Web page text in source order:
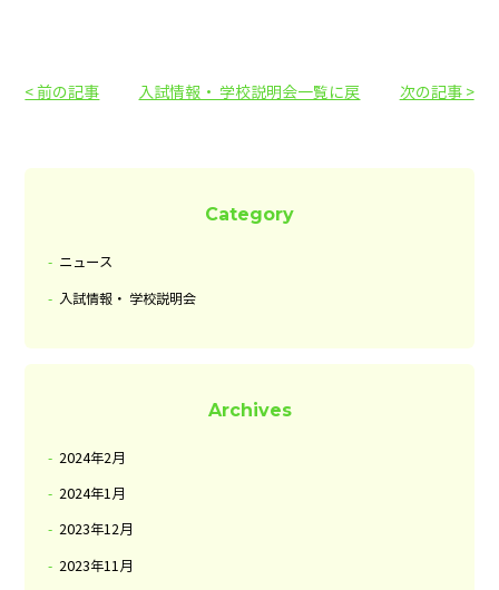
< 前の記事 次の記事 >
入試情報・ 学校説明会一覧に戻
Category
ニュース
入試情報・ 学校説明会
Archives
2024年2月
2024年1月
2023年12月
2023年11月